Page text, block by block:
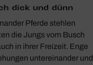
dick und dünn
Pferde stehlen
die Jungs vom Busch
in ihrer Freizeit. Enge
untereinander und